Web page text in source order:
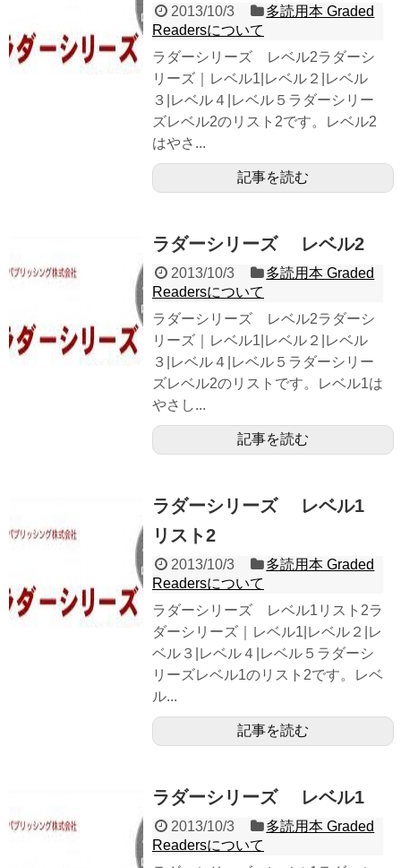
2013/10/3
多読用本 Graded
Readersについて
ラダーシリーズ レベル2ラダーシ
リーズ｜レベル1|レベル２|レベル
３|レベル４|レベル５ラダーシリー
ズレベル2のリスト2です。レベル2
はやさ...
記事を読む
ラダーシリーズ レベル2
2013/10/3
多読用本 Graded
Readersについて
ラダーシリーズ レベル2ラダーシ
リーズ｜レベル1|レベル２|レベル
３|レベル４|レベル５ラダーシリー
ズレベル2のリストです。レベル1は
やさし...
記事を読む
ラダーシリーズ レベル1
リスト2
2013/10/3
多読用本 Graded
Readersについて
ラダーシリーズ レベル1リスト2ラ
ダーシリーズ｜レベル1|レベル２|レ
ベル３|レベル４|レベル５ラダーシ
リーズレベル1のリスト2です。レベ
ル...
記事を読む
ラダーシリーズ レベル1
2013/10/3
多読用本 Graded
Readersについて